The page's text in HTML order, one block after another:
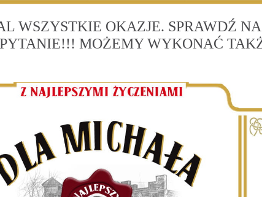
WSZYSTKIE OKAZJE. SPRAWDŹ
MOŻEMY WYKONAĆ